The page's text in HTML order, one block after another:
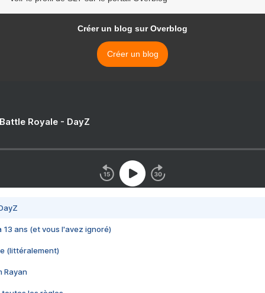
Créer un blog sur Overblog
Créer un blog
Royale - DayZ
13 ans (et vous l'avez ignoré)
(littéralement)
Rayan